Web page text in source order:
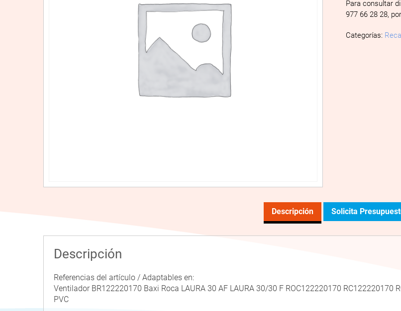
Para consultar
977 66 28 28,
Categorías:
Descripción Solicita
Descripción
Referencias del artículo / Adaptables en:
Ventilador BR122220170 Baxi Roca LAURA 30 AF LAURA 30/30 F ROC122220170 RC122220170
PVC